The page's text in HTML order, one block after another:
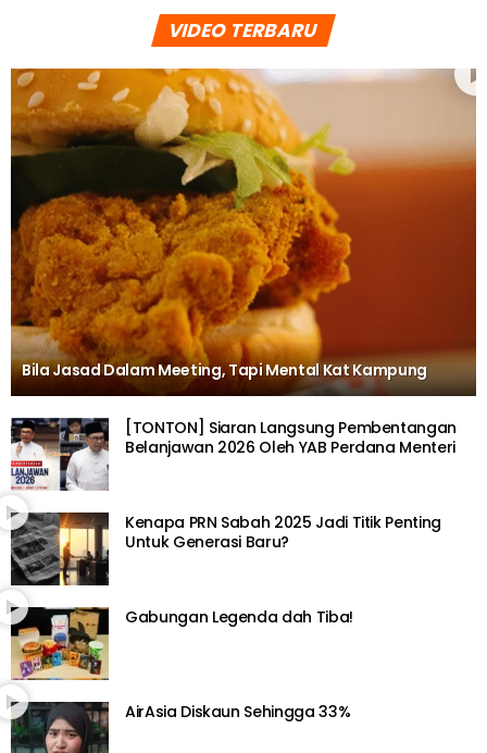
VIDEO TERBARU
Bila Jasad Dalam Meeting, Tapi Mental Kat Kampung
[TONTON] Siaran Langsung Pembentangan
Belanjawan 2026 Oleh YAB Perdana Menteri
Kenapa PRN Sabah 2025 Jadi Titik Penting
Untuk Generasi Baru?
Gabungan Legenda dah Tiba!
AirAsia Diskaun Sehingga 33%